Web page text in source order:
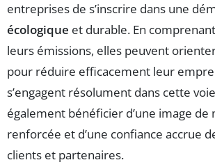
entreprises de s’inscrire dans une
écologique et durable. En
leurs émissions, elles peuvent
pour réduire efficacement leur
s’engagent résolument dans cette
également bénéficier d’une image de
renforcée et d’une confiance accrue
clients et partenaires.